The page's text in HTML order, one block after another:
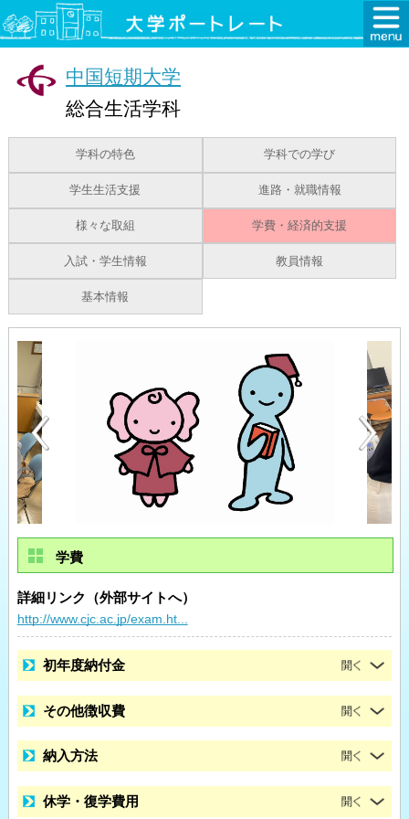
中国短期大学
総合生活学科
学科の特色 学科での学び
学生生活支援 進路・就職情報
様々な取組 学費・経済的支援
入試・学生情報 教員情報
基本情報
学費
詳細リンク（外部サイトへ）
http://www.cjc.ac.jp/exam.ht...
初年度納付金
その他徴収費
納入方法
休学・復学費用